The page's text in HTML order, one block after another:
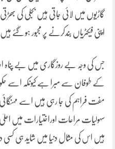
گاڑیوں میں لائی جاتی ہیں بجلی کی
اپنی فیکٹریاں بندکرنے پر مجبور ہو گئے ہیں
جس کی وجہ بے روزگاری میں بے پناہ
کے طوفان سے مبرا ہے کیونکہ اسے
مفت فراہم کی جا رہی ہیں اسے
سہولیات مراعات اوراختیارات میں
ہیں اس کی مثال دنیا میں شاید ہی